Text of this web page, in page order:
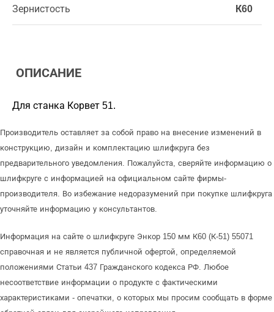
Зернистость К60
ОПИСАНИЕ
Для станка Корвет 51.
Производитель оставляет за собой право на внесение изменений в
конструкцию, дизайн и комплектацию шлифкруга без
предварительного уведомления. Пожалуйста, сверяйте информацию о
шлифкруге с информацией на официальном сайте фирмы-
производителя. Во избежание недоразумений при покупке шлифкруга
уточняйте информацию у консультантов.
Информация на сайте о шлифкруге Энкор 150 мм К60 (К-51) 55071
справочная и не является публичной офертой, определяемой
положениями Статьи 437 Гражданского кодекса РФ. Любое
несоответствие информации о продукте с фактическими
характеристиками - опечатки, о которых мы просим сообщать в форме